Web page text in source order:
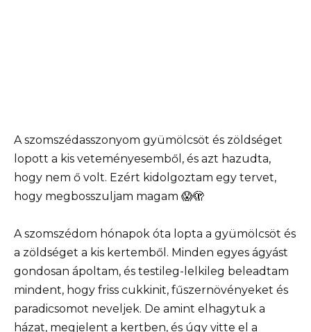
A szomszédasszonyom gyümölcsöt és zöldséget
lopott a kis veteményesemből, és azt hazudta,
hogy nem ő volt. Ezért kidolgoztam egy tervet,
hogy megbosszuljam magam 😱🫣
A szomszédom hónapok óta lopta a gyümölcsöt és
a zöldséget a kis kertemből. Minden egyes ágyást
gondosan ápoltam, és testileg-lelkileg beleadtam
mindent, hogy friss cukkinit, fűszernövényeket és
paradicsomot neveljek. De amint elhagytuk a
házat, megjelent a kertben, és úgy vitte el a